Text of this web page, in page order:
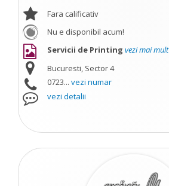
Fara calificativ
Nu e disponibil acum!
Servicii de Printing vezi mai mult
Bucuresti, Sector 4
0723... vezi numar
vezi detalii